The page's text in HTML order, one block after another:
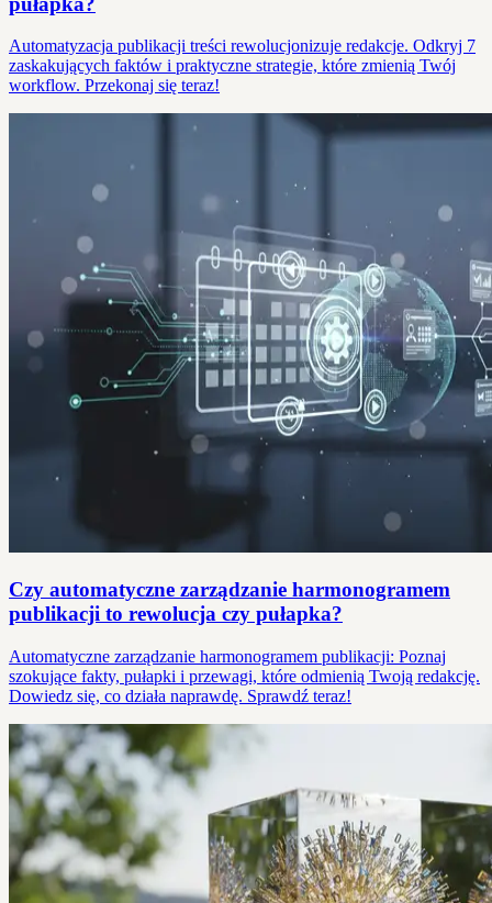
Automatyzacja publikacji treści rewolucjonizuje redakcje. Odkryj 7
zaskakujących faktów i praktyczne strategie, które zmienią Twój
workflow. Przekonaj się teraz!
Czy automatyczne zarządzanie harmonogramem
publikacji to rewolucja czy pułapka?
Automatyczne zarządzanie harmonogramem publikacji: Poznaj
szokujące fakty, pułapki i przewagi, które odmienią Twoją redakcję.
Dowiedz się, co działa naprawdę. Sprawdź teraz!